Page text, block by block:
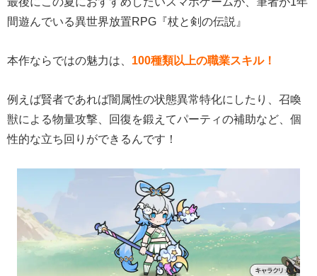
間遊んでいる異世界放置RPG『杖と剣の伝説』
本作ならではの魅力は、 100種類以上の職業スキル！
例えば賢者であれば闇属性の状態異常特化にしたり、召喚
獣による物量攻撃、回復を鍛えてパーティの補助など、個
性的な立ち回りができるんです！